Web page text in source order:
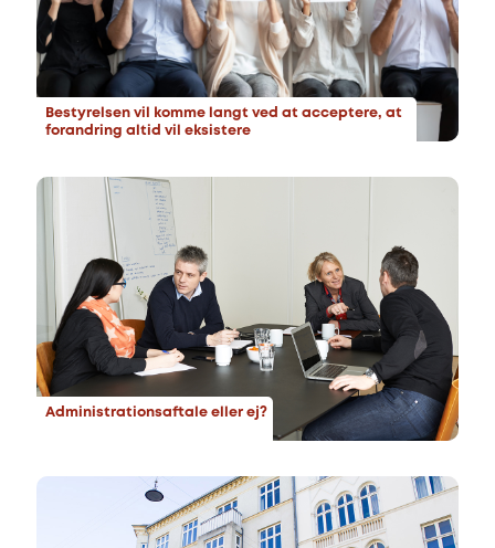
Bestyrelsen vil komme langt ved at acceptere, at
forandring altid vil eksistere
Administrationsaftale eller ej?